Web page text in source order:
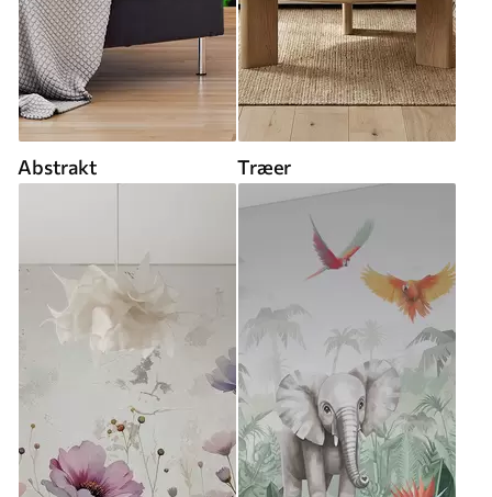
Abstrakt Træer